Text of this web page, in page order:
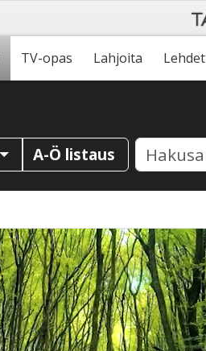
TV-opas Lahjoita Lehdet
A-Ö listaus